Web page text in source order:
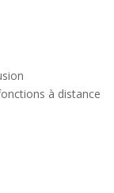
à distance